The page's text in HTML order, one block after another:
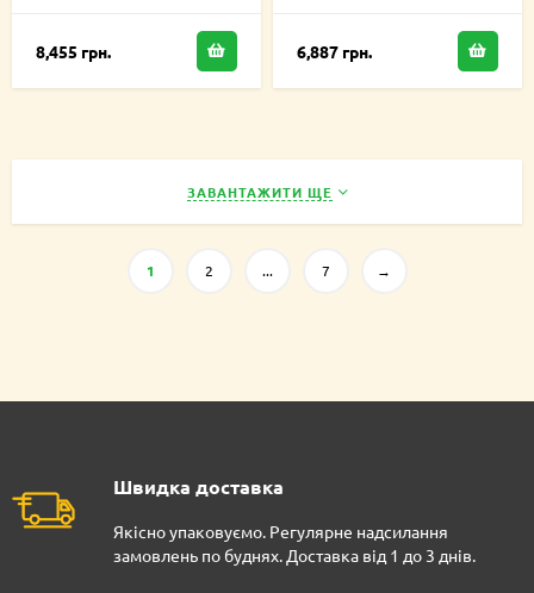
8,455 грн. 6,887 грн.
ЗАВАНТАЖИТИ ЩЕ
1 2 ... 7 →
Швидка доставка
Якісно упаковуємо. Регулярне надсилання
замовлень по буднях. Доставка від 1 до 3 днів.